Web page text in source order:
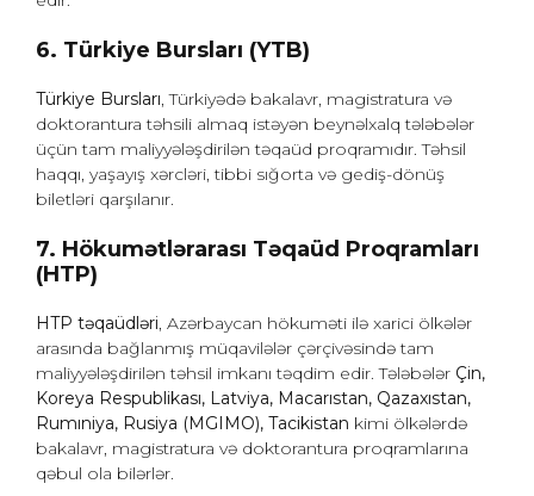
6. Türkiye Bursları (YTB)
Türkiye Bursları, Türkiyədə bakalavr, magistratura və
doktorantura təhsili almaq istəyən beynəlxalq tələbələr
üçün tam maliyyələşdirilən təqaüd proqramıdır. Təhsil
haqqı, yaşayış xərcləri, tibbi sığorta və gediş-dönüş
biletləri qarşılanır.
7. Hökumətlərarası Təqaüd Proqramları
(HTP)
HTP təqaüdləri, Azərbaycan hökuməti ilə xarici ölkələr
arasında bağlanmış müqavilələr çərçivəsində tam
maliyyələşdirilən təhsil imkanı təqdim edir. Tələbələr Çin,
Koreya Respublikası, Latviya, Macarıstan, Qazaxıstan,
Rumıniya, Rusiya (MGIMO), Tacikistan kimi ölkələrdə
bakalavr, magistratura və doktorantura proqramlarına
qəbul ola bilərlər.